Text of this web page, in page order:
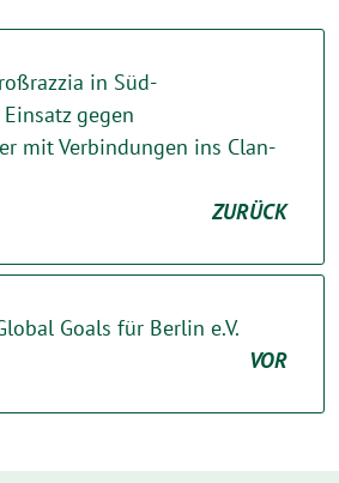
in Süd-
gegen
mit Verbindungen ins Clan-
ZURÜCK
Goals für Berlin e.V.
VOR